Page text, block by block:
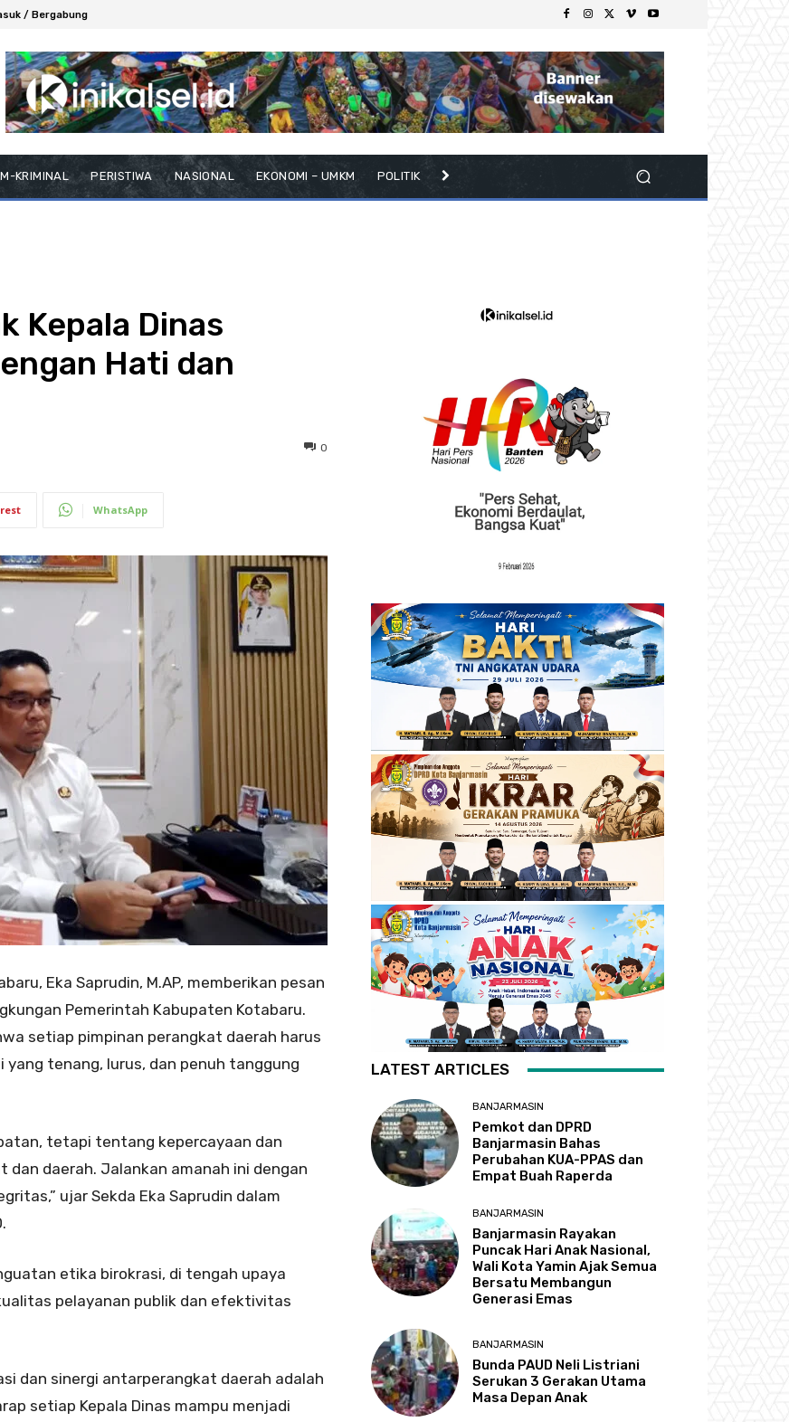
/ Bergabung
KRIMINAL PERISTIWA NASIONAL EKONOMI – UMKM POLITIK
Kepala Dinas
Hati dan
0
WhatsApp
Eka Saprudin, M.AP, memberikan pesan
Pemerintah Kabupaten Kotabaru.
setiap pimpinan perangkat daerah harus
tenang, lurus, dan penuh tanggung
tetapi tentang kepercayaan dan
daerah. Jalankan amanah ini dengan
ujar Sekda Eka Saprudin dalam
etika birokrasi, di tengah upaya
pelayanan publik dan efektivitas
dan sinergi antarperangkat daerah adalah
setiap Kepala Dinas mampu menjadi
LATEST ARTICLES
BANJARMASIN
Pemkot dan DPRD
Banjarmasin Bahas
Perubahan KUA-PPAS dan
Empat Buah Raperda
BANJARMASIN
Banjarmasin Rayakan
Puncak Hari Anak Nasional,
Wali Kota Yamin Ajak Semua
Bersatu Membangun
Generasi Emas
BANJARMASIN
Bunda PAUD Neli Listriani
Serukan 3 Gerakan Utama
Masa Depan Anak